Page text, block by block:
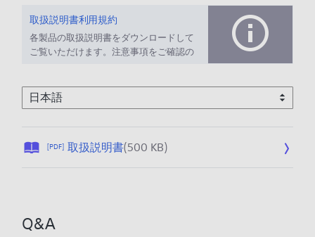
取扱説明書利用規約
各製品の取扱説明書をダウンロードして
ご覧いただけます。注意事項をご確認の
[PDF] 取扱説明書(500 KB)公
Q&A